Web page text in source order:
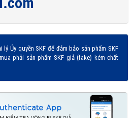
Ủy quyền SKF để đảm bảo sản phẩm SKF
phải sản phẩm SKF giả (fake) kém chất